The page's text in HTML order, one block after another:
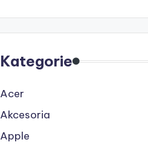
Kategorie
Acer
Akcesoria
Apple